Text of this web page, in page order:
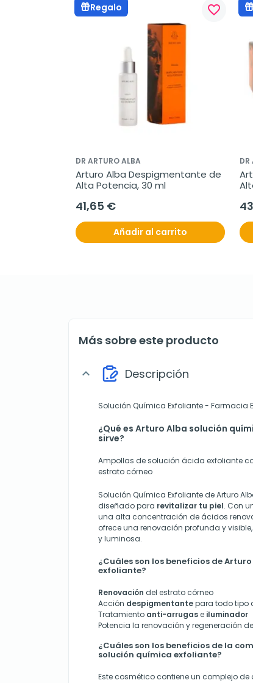
Regalo favorite_border
DR ARTURO ALBA
Arturo Alba Despigmentante de
Alta Potencia, 30 ml
41,65 €
Añadir al carrito
DR
Más sobre este producto
expand_more Descripción
Solución Química Exfoliante - Farmacia
¿Qué es Arturo Alba solución
sirve?
Ampollas de solución ácida exfoliante
estrato córneo
Solución Química Exfoliante de Arturo
diseñado para revitalizar tu piel. Con
una alta concentración de ácidos
ofrece una renovación profunda y
y luminosa.
¿Cuáles son los beneficios de
exfoliante?
Renovación del estrato córneo
Acción despigmentantepara todo tipo
Tratamiento anti-arrugase iluminador
Potencia la renovación y regeneración
¿Cuáles son los beneficios de la
solución química exfoliante?
Este cosmético contiene un complejo de